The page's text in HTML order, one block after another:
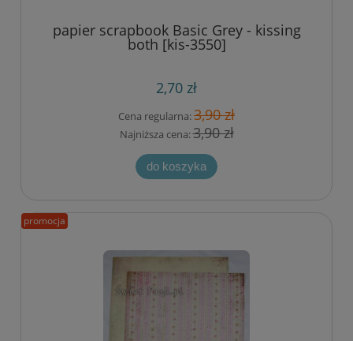
papier scrapbook Basic Grey - kissing
both [kis-3550]
2,70 zł
Cena regularna:3,90 zł
Najniższa cena:3,90 zł
do koszyka
promocja